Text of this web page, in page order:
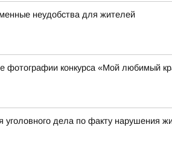
неудобства для жителей
фотографии конкурса «Мой любимый
дела по факту нарушения